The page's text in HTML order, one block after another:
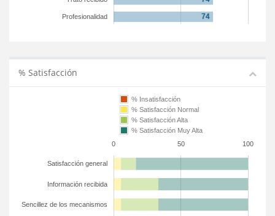
Profesionalidad
% Satisfacción
0 50 100
Satisfacción general
Información recibida
Sencillez de los mecanismos
% Insatisfacción
% Satisfacción Normal
% Satisfacción Alta
% Satisfacción Muy Alta